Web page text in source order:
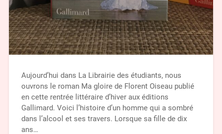
Aujourd’hui dans La Librairie des étudiants, nous
ouvrons le roman Ma gloire de Florent Oiseau publié
en cette rentrée littéraire d’hiver aux éditions
Gallimard. Voici l’histoire d’un homme qui a sombré
dans l’alcool et ses travers. Lorsque sa fille de dix
ans…